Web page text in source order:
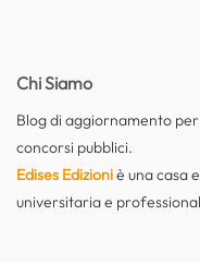
Chi Siamo
Blog di aggiornamento
concorsi pubblici.
Edises Edizioniè una casa
universitaria e